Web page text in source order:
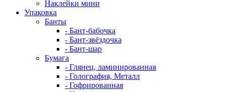
Наклейки мини
Упаковка
Банты
- Бант-бабочка
- Бант-звёздочка
- Бант-шар
Бумага
- Глянец, ламинированная
- Голография, Металл
- Гофрированная